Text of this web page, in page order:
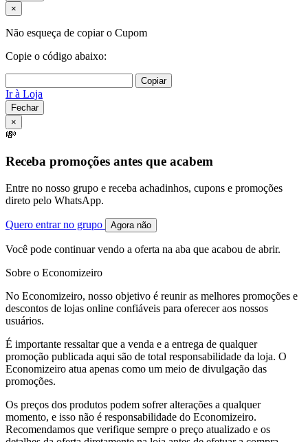
×
Não esqueça de copiar o Cupom
Copie o código abaixo:
Copiar
Ir à Loja
Fechar
×
💸
Receba promoções antes que acabem
Entre no nosso grupo e receba achadinhos, cupons e promoções
direto pelo WhatsApp.
Quero entrar no grupo Agora não
Você pode continuar vendo a oferta na aba que acabou de abrir.
Sobre o Economizeiro
No Economizeiro, nosso objetivo é reunir as melhores promoções e
descontos de lojas online confiáveis para oferecer aos nossos
usuários.
É importante ressaltar que a venda e a entrega de qualquer
promoção publicada aqui são de total responsabilidade da loja. O
Economizeiro atua apenas como um meio de divulgação das
promoções.
Os preços dos produtos podem sofrer alterações a qualquer
momento, e isso não é responsabilidade do Economizeiro.
Recomendamos que verifique sempre o preço atualizado e os